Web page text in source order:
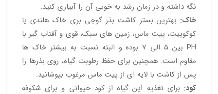
نگه داشته و در زمان رشد به خوبی آن را آبیاری کنید.
خاک: بهترین بستر کاشت بذر گوجی بری خاک هلندی یا
کوکوپیت، پیت ماس، زمین های سبک، قوی و آفتاب گیر با
PH بین 5 الی 7 بوده و البته نسبت به بیشتر خاک ها
مقاوم است. همچنین برای حفظ رطوبت گیاه، روی بذرها را
پس از کاشت با لایه ای از پیت ماس مرغوب بپوشانید.
کود: برای تغذیه این گیاه از کود حیوانی و برای شکوفه